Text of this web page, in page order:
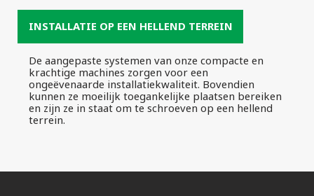
INSTALLATIE OP EEN HELLEND TERREIN
De aangepaste systemen van onze compacte en
krachtige machines zorgen voor een
ongeëvenaarde installatiekwaliteit. Bovendien
kunnen ze moeilijk toegankelijke plaatsen bereiken
en zijn ze in staat om te schroeven op een hellend
terrein.